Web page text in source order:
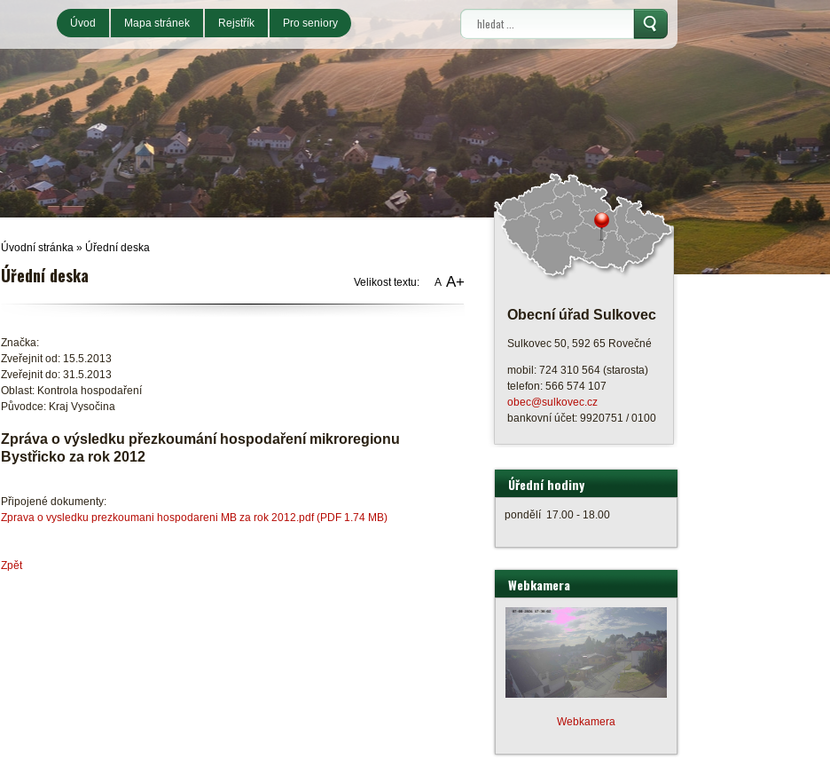
Úvod Mapa stránek Rejstřík Pro seniory Vyhledávání
Úvodní stránka » Úřední deska
Velikost textu: A A+
Úřední deska
Značka:
Zveřejnit od: 15.5.2013
Zveřejnit do: 31.5.2013
Oblast: Kontrola hospodaření
Původce: Kraj Vysočina
Zpráva o výsledku přezkoumání hospodaření mikroregionu
Bystřicko za rok 2012
Připojené dokumenty:
Zprava o vysledku prezkoumani hospodareni MB za rok 2012.pdf (PDF 1.74 MB)
Zpět
Obecní úřad Sulkovec
Sulkovec 50, 592 65 Rovečné
mobil: 724 310 564 (starosta)
telefon: 566 574 107
obec@sulkovec.cz
bankovní účet: 9920751 / 0100
Úřední hodiny
pondělí 17.00 - 18.00
Webkamera
Webkamera